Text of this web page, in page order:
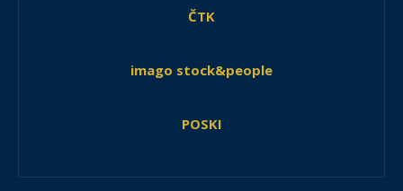
ČTK
imago stock&people
POSKI